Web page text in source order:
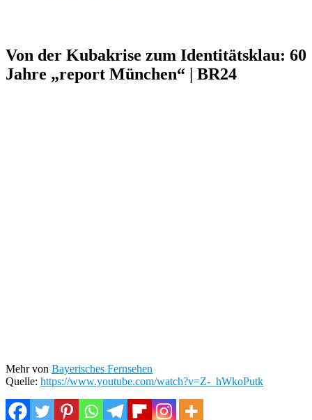
Von der Kubakrise zum Identitätsklau: 60
Jahre „report München“ | BR24
Mehr von Bayerisches Fernsehen
Quelle: https://www.youtube.com/watch?v=Z-_hWkoPutk